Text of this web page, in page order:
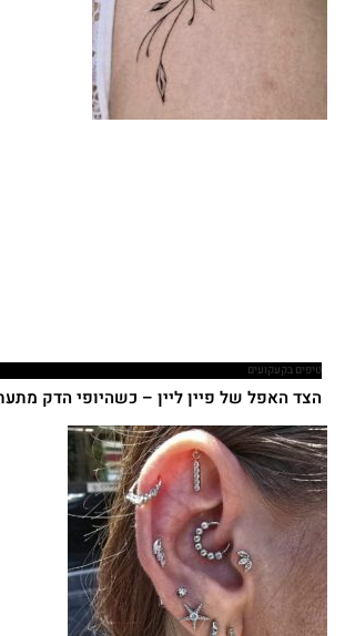
טיפים בקעקועים
הצד האפל של פיין ליין – כשהיופי הדק מתעתע